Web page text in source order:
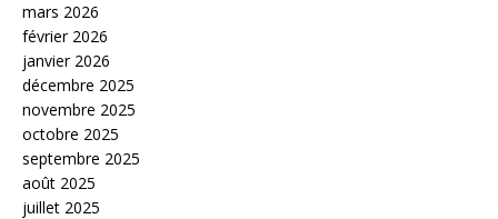
mars 2026
février 2026
janvier 2026
décembre 2025
novembre 2025
octobre 2025
septembre 2025
août 2025
juillet 2025